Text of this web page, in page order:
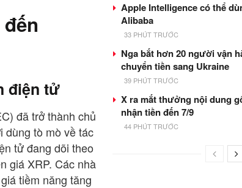
điện tử
đã trở thành chủ
dùng tò mò về tác
tử đang dõi theo
giá XRP. Các nhà
tiềm năng tăng
Apple Intelligence có thể
Alibaba
33 PHÚT TRƯỚC
Nga bắt hơn 20 người vận
chuyển tiền sang Ukraine
39 PHÚT TRƯỚC
X ra mắt thưởng nội dung
nhận tiền đến 7/9
44 PHÚT TRƯỚC